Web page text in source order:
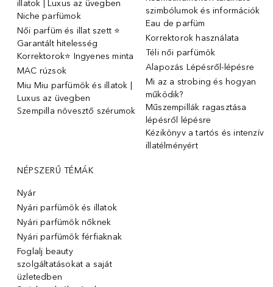
illatok | Luxus az üvegben
Niche parfümok
Női parfüm és illat szett ⭐
Garantált hitelesség
Korrektorok⭐ Ingyenes minta
MAC rúzsok
Miu Miu parfümök és illatok |
Luxus az üvegben
Szempilla növesztő szérumok
szimbólumok és információk
Eau de parfüm
Korrektorok használata
Téli női parfümök
Alapozás Lépésről-lépésre
Mi az a strobing és hogyan
működik?
Műszempillák ragasztása
lépésről lépésre
Kézikönyv a tartós és intenzív
illatélményért
NÉPSZERŰ TÉMÁK
Nyár
Nyári parfümök és illatok
Nyári parfümök nőknek
Nyári parfümök férfiaknak
Foglalj beauty
szolgáltatásokat a saját
üzletedben